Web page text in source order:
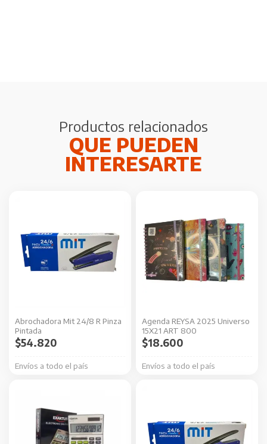
Productos relacionados
Abrochadora Mit 24/8 R Pinza
Pintada
Envíos a todo el país
$54.820
Agenda REYSA 2025 Universo
15X21 ART 800
Envíos a todo el país
$18.600
producto
tiene
múltiples
variantes.
Las
pueden
elegir
la